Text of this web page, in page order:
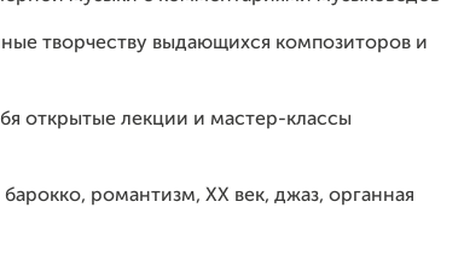
творчеству выдающихся композиторов и
открытые лекции и мастер-классы
романтизм, XX век, джаз, органная